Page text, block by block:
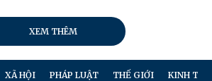
XEM THÊM
XÃ HỘI PHÁP LUẬT THẾ GIỚI KINH TẾ